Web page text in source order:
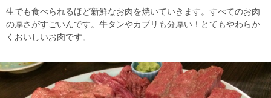
生でも食べられるほど新鮮なお肉を焼いていきます。すべてのお肉
の厚さがすごいんです。牛タンやカブリも分厚い！とてもやわらか
くおいしいお肉です。